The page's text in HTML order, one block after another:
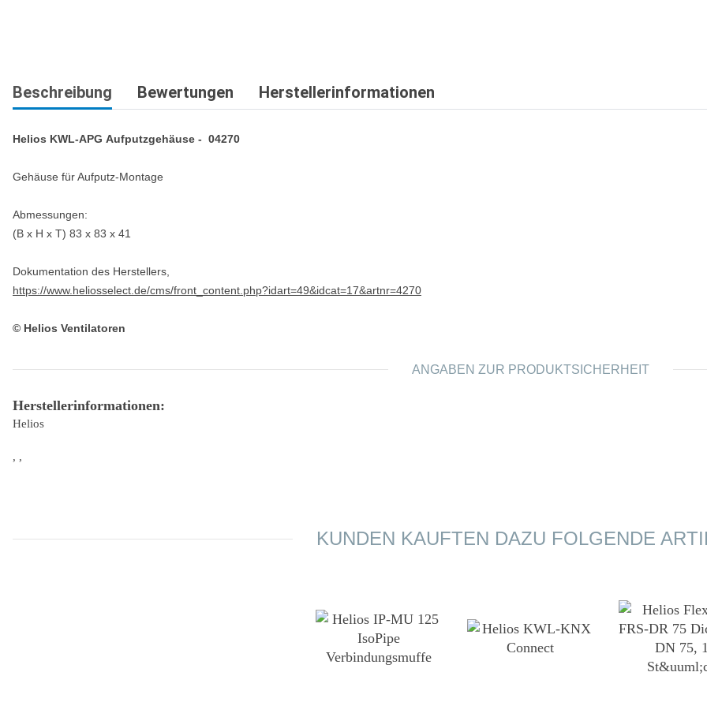
weitere Registerkarten anzeigen
Beschreibung Bewertungen Herstellerinformationen
Helios KWL-APG Aufputzgehäuse - 04270
Gehäuse für Aufputz-Montage
Abmessungen:
(B x H x T) 83 x 83 x 41
Dokumentation des Herstellers,
https://www.heliosselect.de/cms/front_content.php?idart=49&idcat=17&artnr=4270
© Helios Ventilatoren
ANGABEN ZUR PRODUKTSICHERHEIT
Herstellerinformationen:
Helios
, ,
KUNDEN KAUFTEN DAZU FOLGENDE